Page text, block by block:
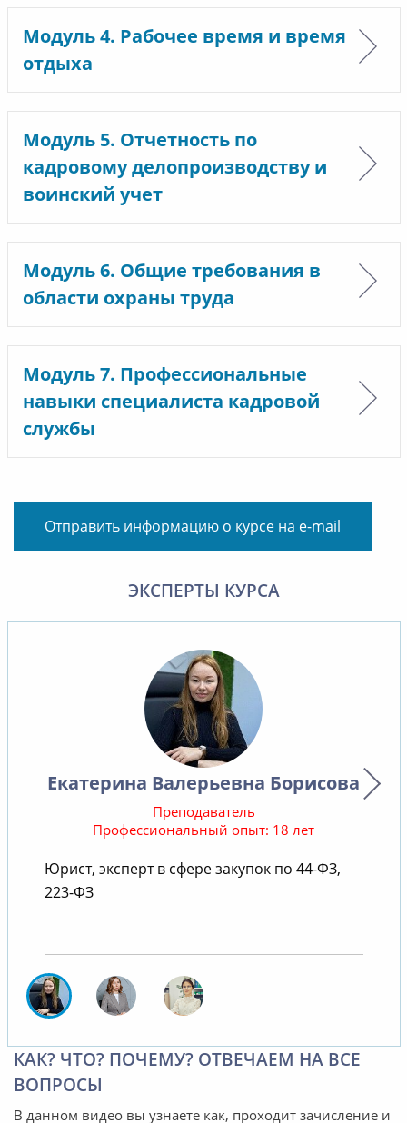
Модуль 4. Рабочее время и время
отдыха
Модуль 5. Отчетность по
кадровому делопроизводству и
воинский учет
Модуль 6. Общие требования в
области охраны труда
Модуль 7. Профессиональные
навыки специалиста кадровой
службы
Отправить информацию о курсе на e-mail
ЭКСПЕРТЫ КУРСА
Екатерина Валерьевна Борисова
Преподаватель
Профессиональный опыт: 18 лет
Юрист, эксперт в сфере закупок по 44-ФЗ,
223-ФЗ
КАК? ЧТО? ПОЧЕМУ? ОТВЕЧАЕМ НА ВСЕ
ВОПРОСЫ
В данном видео вы узнаете как, проходит зачисление и